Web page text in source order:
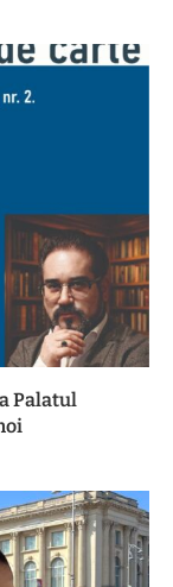
Palatul